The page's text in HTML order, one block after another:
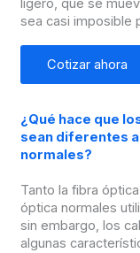
ligero, que se
sea casi imposible
Cotizar ahora
¿Qué hace que
sean diferentes
normales?
Tanto la fibra
óptica normales
sin embargo, los
algunas